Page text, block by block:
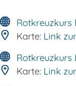
Rotkreuzkurs
Karte: Link
Rotkreuzkurs
Karte: Link